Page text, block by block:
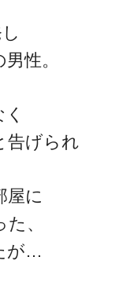
性。
告げられ
屋に
、
が…